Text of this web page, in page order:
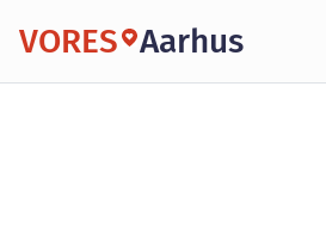
VORES Aarhus